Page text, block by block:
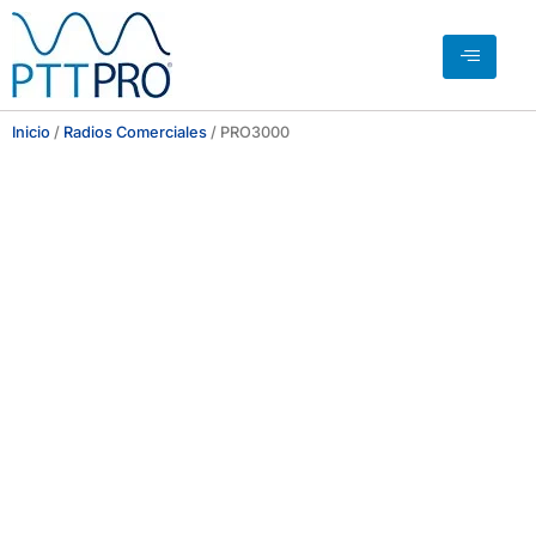
Inicio / Radios Comerciales / PRO3000